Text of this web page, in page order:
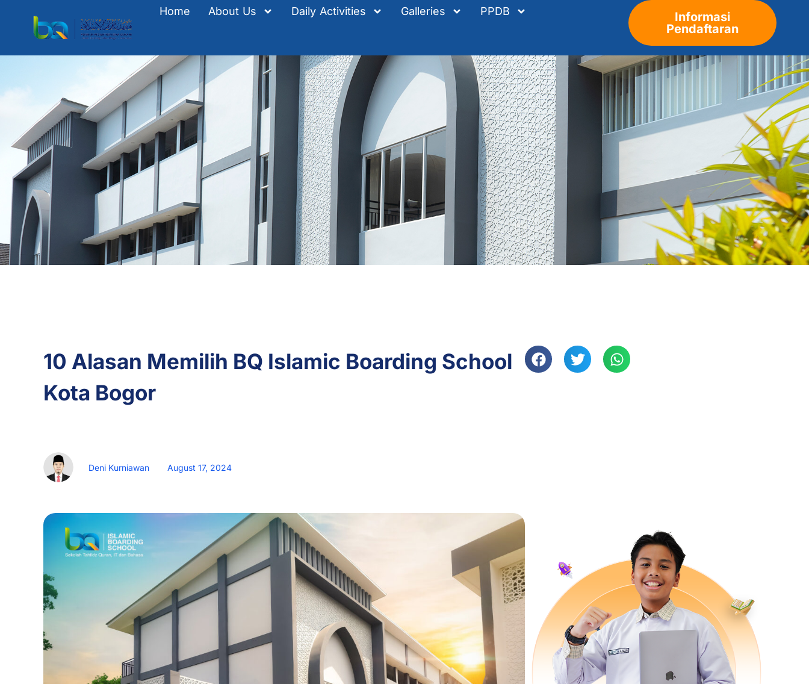
Home About Us Daily Activities Galleries PPDB
Informasi
Pendaftaran
Articles
BQ Islamic Boarding School
10 Alasan Memilih BQ Islamic Boarding School
Kota Bogor
Deni Kurniawan August 17, 2024